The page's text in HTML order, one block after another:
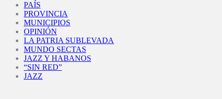
PAÍS
PROVINCIA
MUNICIPIOS
OPINIÓN
LA PATRIA SUBLEVADA
MUNDO SECTAS
JAZZ Y HABANOS
“SIN RED”
JAZZ